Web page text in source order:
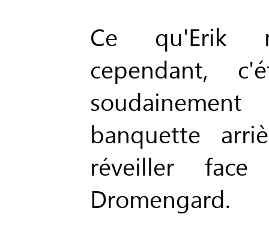
Ce qu'Erik
cependant,
banquette
réveiller
Dromengard.